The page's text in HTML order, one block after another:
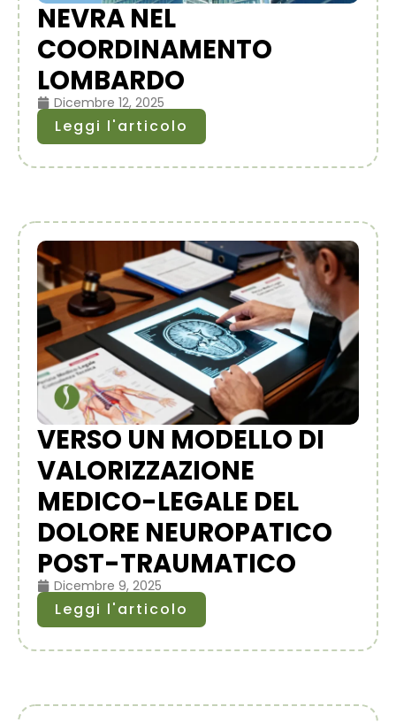
NEVRA NEL
COORDINAMENTO
LOMBARDO
Dicembre 12, 2025
Leggi l'articolo
VERSO UN MODELLO DI
VALORIZZAZIONE
MEDICO-LEGALE DEL
DOLORE NEUROPATICO
POST-TRAUMATICO
Dicembre 9, 2025
Leggi l'articolo